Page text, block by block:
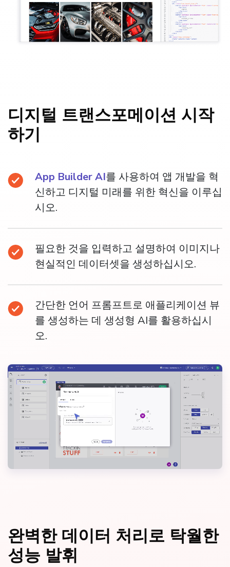
디지털 트랜스포메이션 시작
하기
App Builder AI를 사용하여 앱 개발을 혁
신하고 디지털 미래를 위한 혁신을 이루십
시오.
필요한 것을 입력하고 설명하여 이미지나
현실적인 데이터셋을 생성하십시오.
간단한 언어 프롬프트로 애플리케이션 뷰
를 생성하는 데 생성형 AI를 활용하십시
오.
완벽한 데이터 처리로 탁월한
성능 발휘